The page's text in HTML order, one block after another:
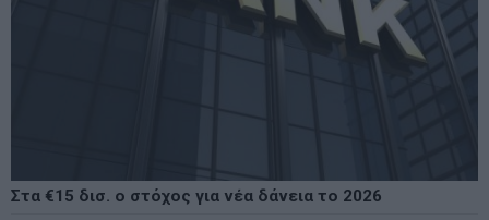
Στα €15 δισ. ο στόχος για νέα δάνεια το 2026